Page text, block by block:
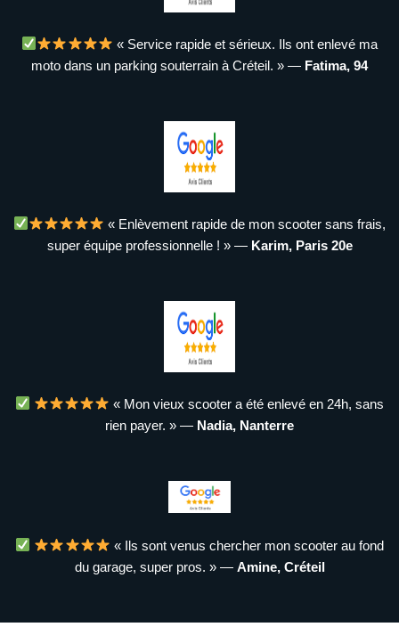
« Service rapide et sérieux. Ils ont enlevé ma
moto dans un parking souterrain à Créteil. » — Fatima, 94
« Enlèvement rapide de mon scooter sans frais,
super équipe professionnelle ! » — Karim, Paris 20e
« Mon vieux scooter a été enlevé en 24h, sans
rien payer. » — Nadia, Nanterre
« Ils sont venus chercher mon scooter au fond
du garage, super pros. » — Amine, Créteil